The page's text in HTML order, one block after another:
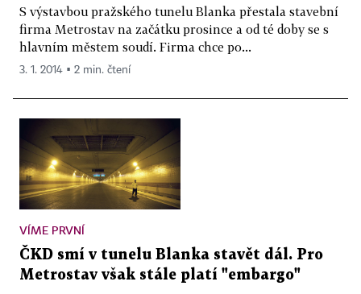
S výstavbou pražského tunelu Blanka přestala stavební
firma Metrostav na začátku prosince a od té doby se s
hlavním městem soudí. Firma chce po...
3. 1. 2014 ▪ 2 min. čtení
VÍME PRVNÍ
ČKD smí v tunelu Blanka stavět dál. Pro
Metrostav však stále platí "embargo"